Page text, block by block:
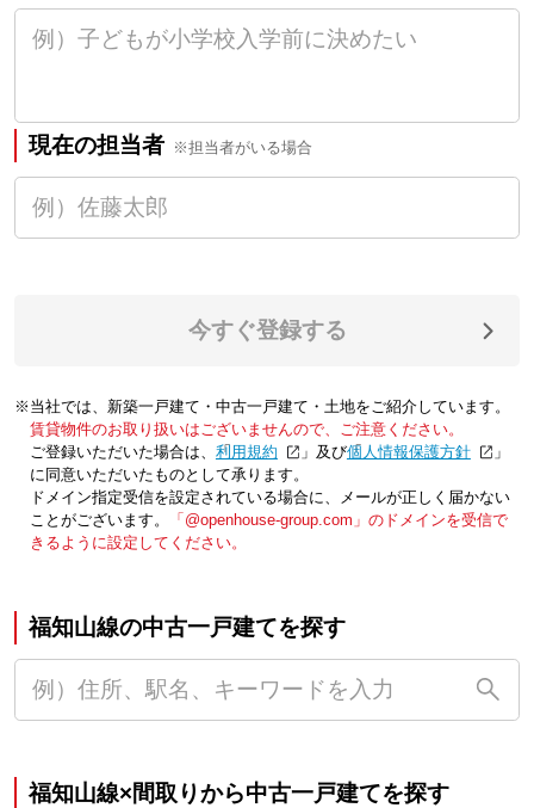
現在の担当者 ※担当者がいる場合
今すぐ登録する
※当社では、新築一戸建て・中古一戸建て・土地をご紹介しています。
賃貸物件のお取り扱いはございませんので、ご注意ください。
ご登録いただいた場合は、「利用規約 」及び「個人情報保護方針
」
に同意いただいたものとして承ります。
ドメイン指定受信を設定されている場合に、メールが正しく届かない
ことがございます。
「@openhouse-group.com」のドメインを受信で
きるように設定してください。
福知山線の中古一戸建てを探す
福知山線×間取りから中古一戸建てを探す